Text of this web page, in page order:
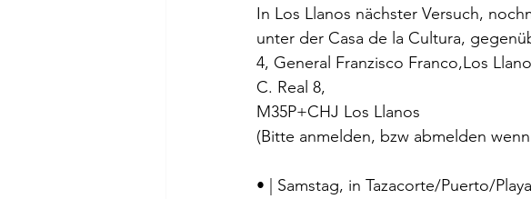
In Los Llanos nächster Versuch,
unter der Casa de la Cultura,
4, General Franzisco Franco,Los
C. Real 8,
M35P+CHJ Los Llanos
(Bitte anmelden, bzw abmelden
• | Samstag, in Tazacorte/Puerto/